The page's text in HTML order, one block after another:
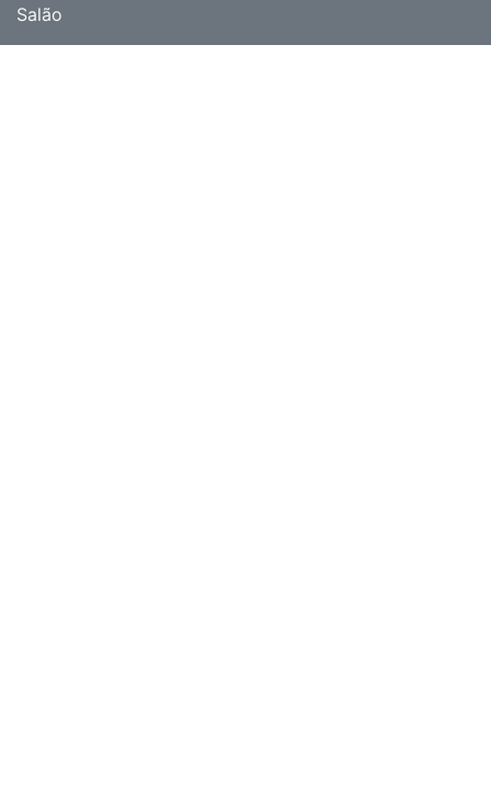
Salão